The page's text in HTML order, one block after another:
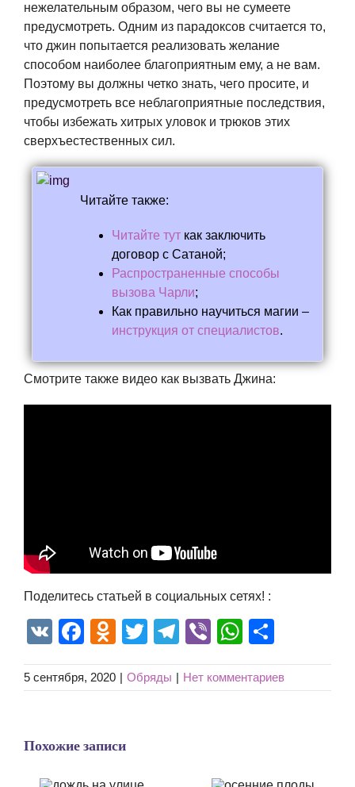
нежелательным образом, чего вы не сумеете
предусмотреть. Одним из парадоксов считается то,
что джин попытается реализовать желание
способом наиболее благоприятным ему, а не вам.
Поэтому вы должны четко знать, чего просите, и
предусмотреть все неблагоприятные последствия,
чтобы избежать хитрых уловок и трюков этих
сверхъестественных сил.
Читайте также:
Читайте тут как заключить
договор с Сатаной;
Распространенные способы
вызова Чарли;
Как правильно научиться магии –
инструкция от специалистов.
Смотрите также видео как вызвать Джина:
Поделитесь статьей в социальных сетях! :
VK Facebook
Odnoklassniki
Twitter
Telegram
Viber
5 сентября, 2020 | Обряды | Нет комментариев
Похожие записи